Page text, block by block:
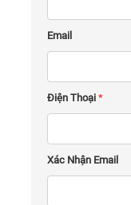
Email
Điện Thoại *
Xác Nhận Email